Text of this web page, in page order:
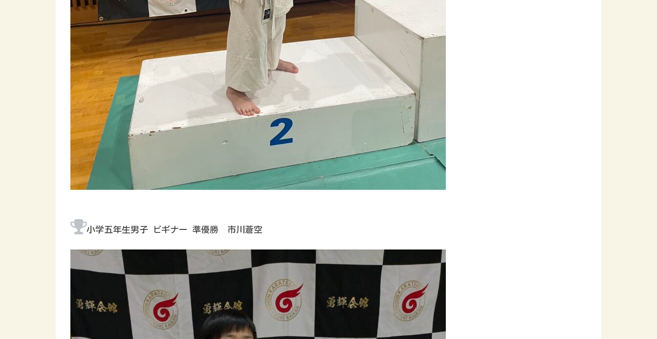
小学五年生男子 ビギナー 準優勝 市川蒼空